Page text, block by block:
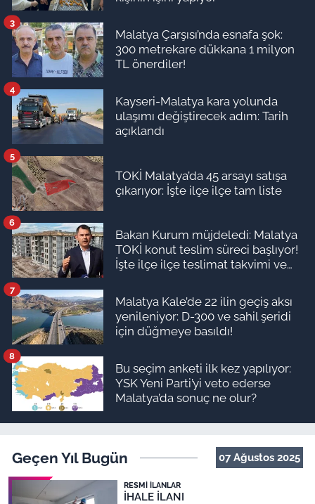
Malatya Çarşısı’nda esnafa şok:
300 metrekare dükkana 1 milyon
TL önerdiler!
3
Kayseri-Malatya kara yolunda
ulaşımı değiştirecek adım: Tarih
açıklandı
4
TOKİ Malatya’da 45 arsayı satışa
çıkarıyor: İşte ilçe ilçe tam liste
5
Bakan Kurum müjdeledi: Malatya
TOKİ konut teslim süreci başlıyor!
İşte ilçe ilçe teslimat takvimi ve
6
Malatya Kale’de 22 ilin geçiş aksı
yenileniyor: D-300 ve sahil şeridi
için düğmeye basıldı!
7
Bu seçim anketi ilk kez yapılıyor:
YSK Yeni Parti’yi veto ederse
Malatya’da sonuç ne olur?
8
Geçen Yıl Bugün 07 Ağustos 2025
RESMI İLANLAR
İHALE İLANI